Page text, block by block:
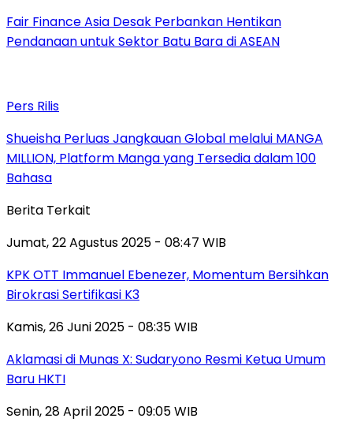
Fair Finance Asia Desak Perbankan Hentikan
Pendanaan untuk Sektor Batu Bara di ASEAN
Pers Rilis
Shueisha Perluas Jangkauan Global melalui MANGA
MILLION, Platform Manga yang Tersedia dalam 100
Bahasa
Berita Terkait
Jumat, 22 Agustus 2025 - 08:47 WIB
KPK OTT Immanuel Ebenezer, Momentum Bersihkan
Birokrasi Sertifikasi K3
Kamis, 26 Juni 2025 - 08:35 WIB
Aklamasi di Munas X: Sudaryono Resmi Ketua Umum
Baru HKTI
Senin, 28 April 2025 - 09:05 WIB